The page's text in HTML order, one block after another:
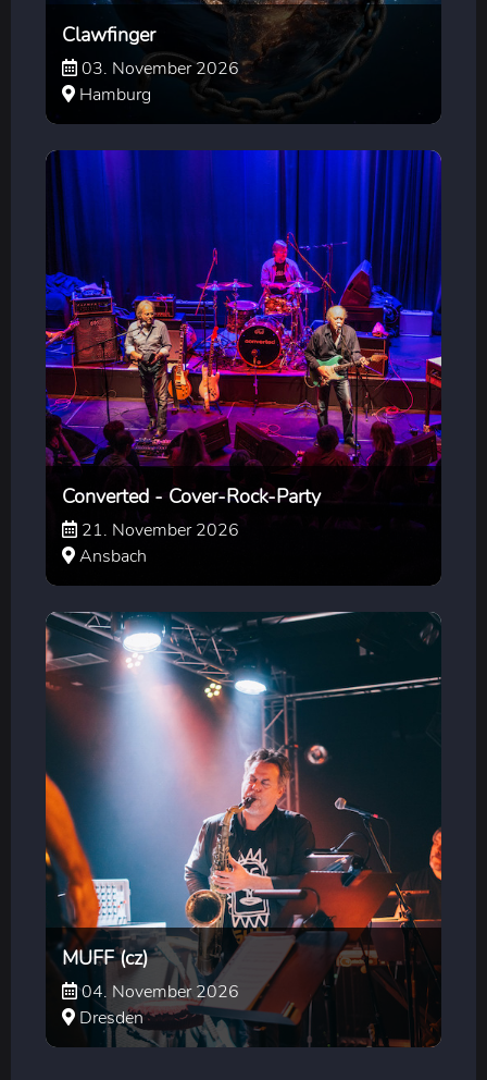
Clawfinger
03. November 2026
Hamburg
Converted - Cover-Rock-Party
21. November 2026
Ansbach
MUFF (cz)
04. November 2026
Dresden